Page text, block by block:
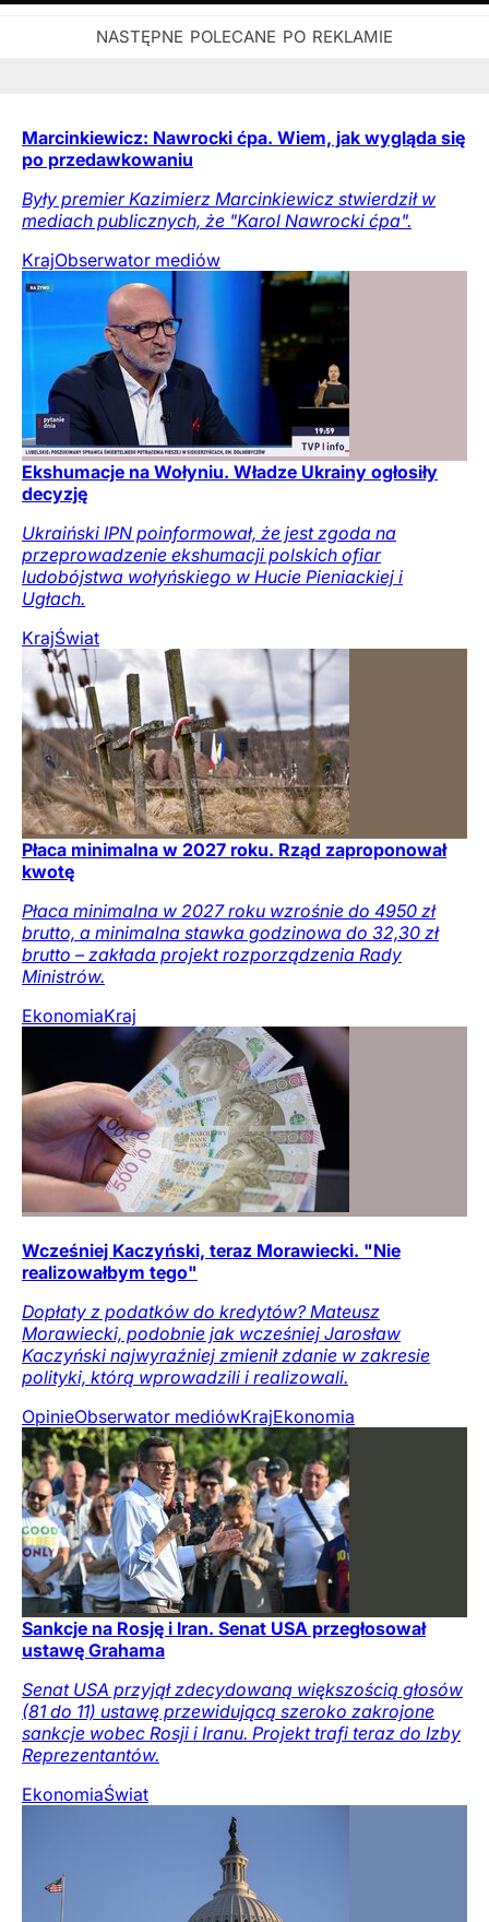
Marcinkiewicz: Nawrocki ćpa. Wiem, jak wygląda się
po przedawkowaniu
Były premier Kazimierz Marcinkiewicz stwierdził w
mediach publicznych, że "Karol Nawrocki ćpa".
KrajObserwator mediów
Ekshumacje na Wołyniu. Władze Ukrainy ogłosiły
decyzję
Ukraiński IPN poinformował, że jest zgoda na
przeprowadzenie ekshumacji polskich ofiar
ludobójstwa wołyńskiego w Hucie Pieniackiej i
Ugłach.
KrajŚwiat
Płaca minimalna w 2027 roku. Rząd zaproponował
kwotę
Płaca minimalna w 2027 roku wzrośnie do 4950 zł
brutto, a minimalna stawka godzinowa do 32,30 zł
brutto – zakłada projekt rozporządzenia Rady
Ministrów.
EkonomiaKraj
Wcześniej Kaczyński, teraz Morawiecki. "Nie
realizowałbym tego"
Dopłaty z podatków do kredytów? Mateusz
Morawiecki, podobnie jak wcześniej Jarosław
Kaczyński najwyraźniej zmienił zdanie w zakresie
polityki, którą wprowadzili i realizowali.
OpinieObserwator mediówKrajEkonomia
Sankcje na Rosję i Iran. Senat USA przegłosował
ustawę Grahama
Senat USA przyjął zdecydowaną większością głosów
(81 do 11) ustawę przewidującą szeroko zakrojone
sankcje wobec Rosji i Iranu. Projekt trafi teraz do Izby
Reprezentantów.
EkonomiaŚwiat